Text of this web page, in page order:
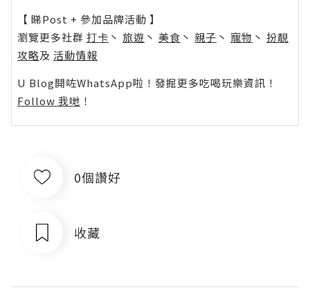
【 睇Post + 參加品牌活動 】
瀏覽更多社群 打卡 丶 旅遊 丶 美食 丶 親子 丶 寵物 丶 扮靚
攻略及 活動情報
U Blog開咗WhatsApp啦！發掘更多吃喝玩樂資訊！
Follow 我哋 ！
0個讚好
收藏